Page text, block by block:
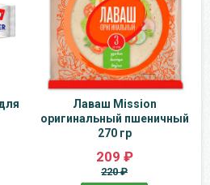
Лаваш Mission
оригинальный пшеничный
270 гр
209 ₽
220 ₽